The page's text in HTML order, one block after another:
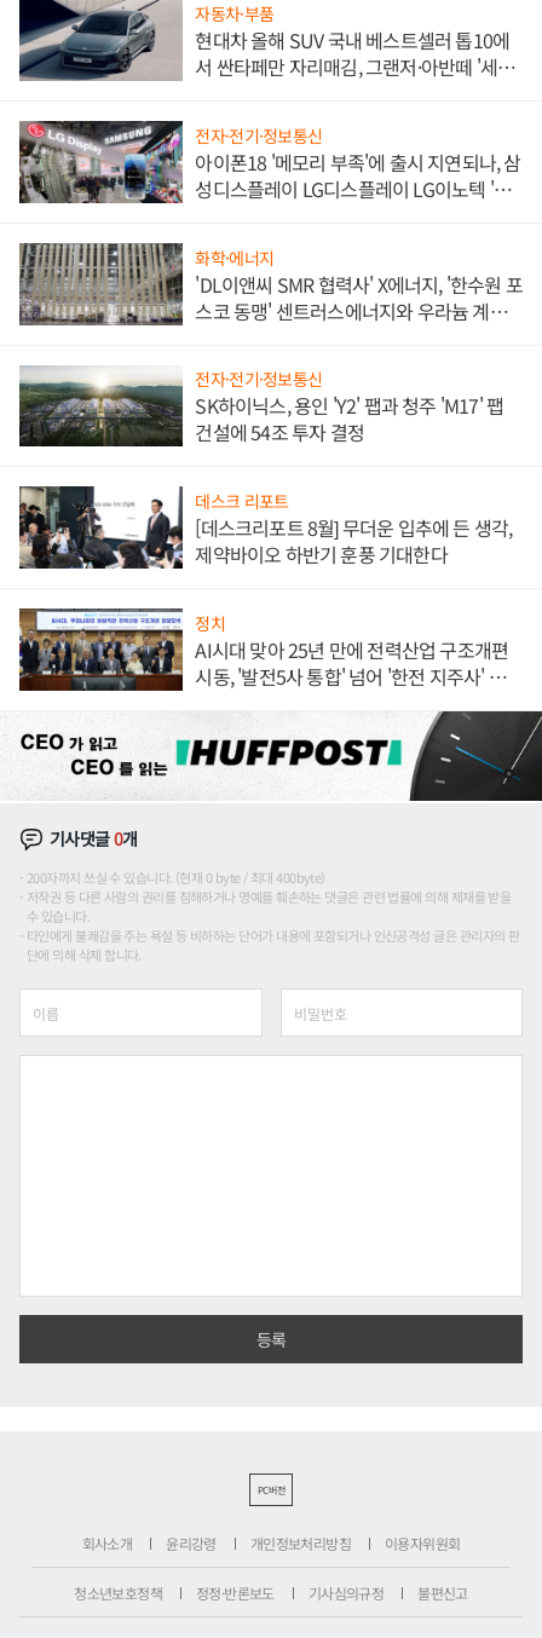
자동차·부품
현대차 올해 SUV 국내 베스트셀러 톱10에
서 싼타페만 자리매김, 그랜저·아반떼 '세단
전자·전기·정보통신
아이폰18 '메모리 부족'에 출시 지연되나, 삼
성디스플레이 LG디스플레이 LG이노텍 '탈
화학·에너지
'DL이앤씨 SMR 협력사' X에너지, '한수원 포
스코 동맹' 센트러스에너지와 우라늄 계약
전자·전기·정보통신
SK하이닉스, 용인 'Y2' 팹과 청주 'M17' 팹
건설에 54조 투자 결정
데스크 리포트
[데스크리포트 8월] 무더운 입추에 든 생각,
제약바이오 하반기 훈풍 기대한다
정치
AI시대 맞아 25년 만에 전력산업 구조개편
시동, '발전5사 통합' 넘어 '한전 지주사' 재편
기사댓글0개
200자까지 쓰실 수 있습니다. (현재 0 byte / 최대 400byte)
저작권 등 다른 사람의 권리를 침해하거나 명예를 훼손하는 댓글은 관련 법률에 의해 제재를 받을
수 있습니다.
타인에게 불쾌감을 주는 욕설 등 비하하는 단어가 내용에 포함되거나 인신공격성 글은 관리자의 판
단에 의해 삭제 합니다.
PC버전
회사소개 윤리강령 개인정보처리방침 이용자위원회
청소년보호정책 정정·반론보도 기사심의규정 불편신고